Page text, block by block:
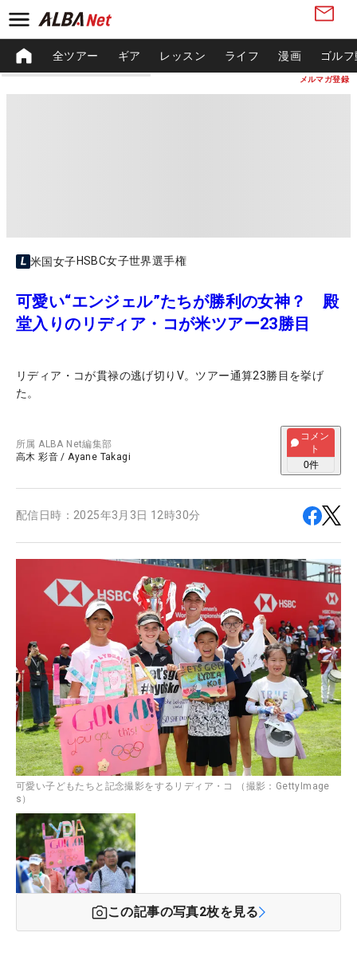
メルマガ登録
全ツアー ギア レッスン ライフ 漫画 ゴル
米国女子HSBC女子世界選手権
可愛い“エンジェル”たちが勝利の女神？ 殿
堂入りのリディア・コが米ツアー23勝目
リディア・コが貫禄の逃げ切りV。ツアー通算23勝目を挙げ
た。
所属ALBA Net編集部
高木 彩音 /Ayane Takagi
コメン
ト
0件
配信日時： 2025年3月3日 12時30分
可愛い子どもたちと記念撮影をするリディア・コ （撮影：GettyImage
s）
この記事の写真2枚を見る